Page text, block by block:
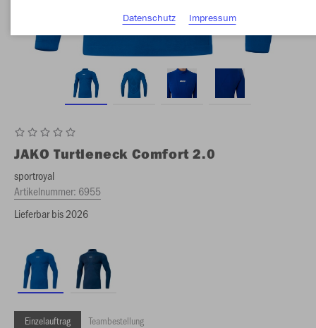
JAKO Turtleneck Comfort 2.0
sportroyal
Artikelnummer: 6955
Lieferbar bis 2026
Einzelauftrag Teambestellung
Datenschutz
Impressum